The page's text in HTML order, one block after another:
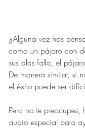
¿Alguna vez has
como un pájaro con
sus alas falla, el
De manera similar, si
el éxito puede ser
Pero no te preocupes,
audio especial para